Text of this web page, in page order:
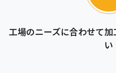
工場のニーズに合わせて
い